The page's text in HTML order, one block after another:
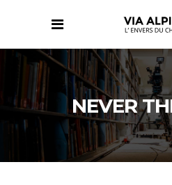
NEVER